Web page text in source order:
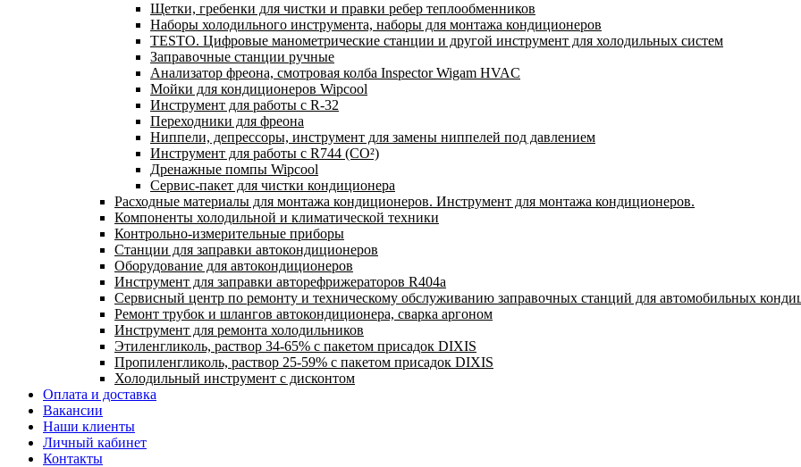
Щетки, гребенки для чистки и правки ребер теплообменников
Наборы холодильного инструмента, наборы для монтажа кондиционеров
TESTO. Цифровые манометрические станции и другой инструмент для холодильных систем
Заправочные станции ручные
Анализатор фреона, смотровая колба Inspector Wigam HVAC
Мойки для кондиционеров Wipcool
Инструмент для работы с R-32
Переходники для фреона
Ниппели, депрессоры, инструмент для замены ниппелей под давлением
Инструмент для работы с R744 (CO²)
Дренажные помпы Wipcool
Сервис-пакет для чистки кондиционера
Расходные материалы для монтажа кондиционеров. Инструмент для монтажа кондиционеров.
Компоненты холодильной и климатической техники
Контрольно-измерительные приборы
Станции для заправки автокондиционеров
Оборудование для автокондиционеров
Инструмент для заправки авторефрижераторов R404a
Сервисный центр по ремонту и техническому обслуживанию заправочных станций для автомобильных
Ремонт трубок и шлангов автокондиционера, сварка аргоном
Инструмент для ремонта холодильников
Этиленгликоль, раствор 34-65% с пакетом присадок DIXIS
Пропиленгликоль, раствор 25-59% с пакетом присадок DIXIS
Холодильный инструмент с дисконтом
Оплата и доставка
Вакансии
Наши клиенты
Личный кабинет
Контакты